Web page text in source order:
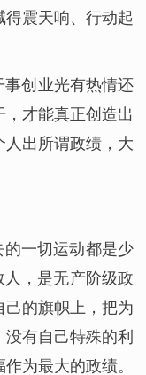
震天响、行动起
事创业光有热情还
才能真正创造出
出所谓政绩，大
一切运动都是少
，是无产阶级政
的旗帜上，把为
有自己特殊的利
为最大的政绩。